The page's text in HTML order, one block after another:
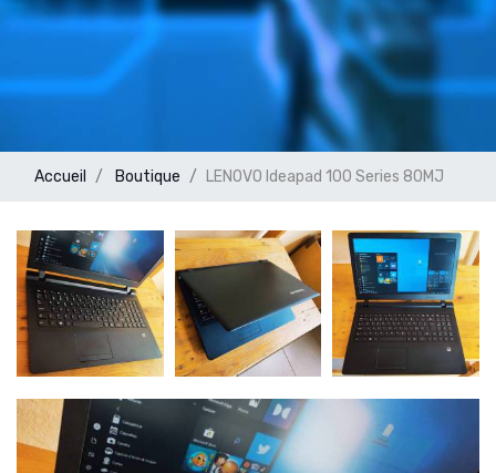
Accueil Boutique LENOVO Ideapad 100 Series 80MJ